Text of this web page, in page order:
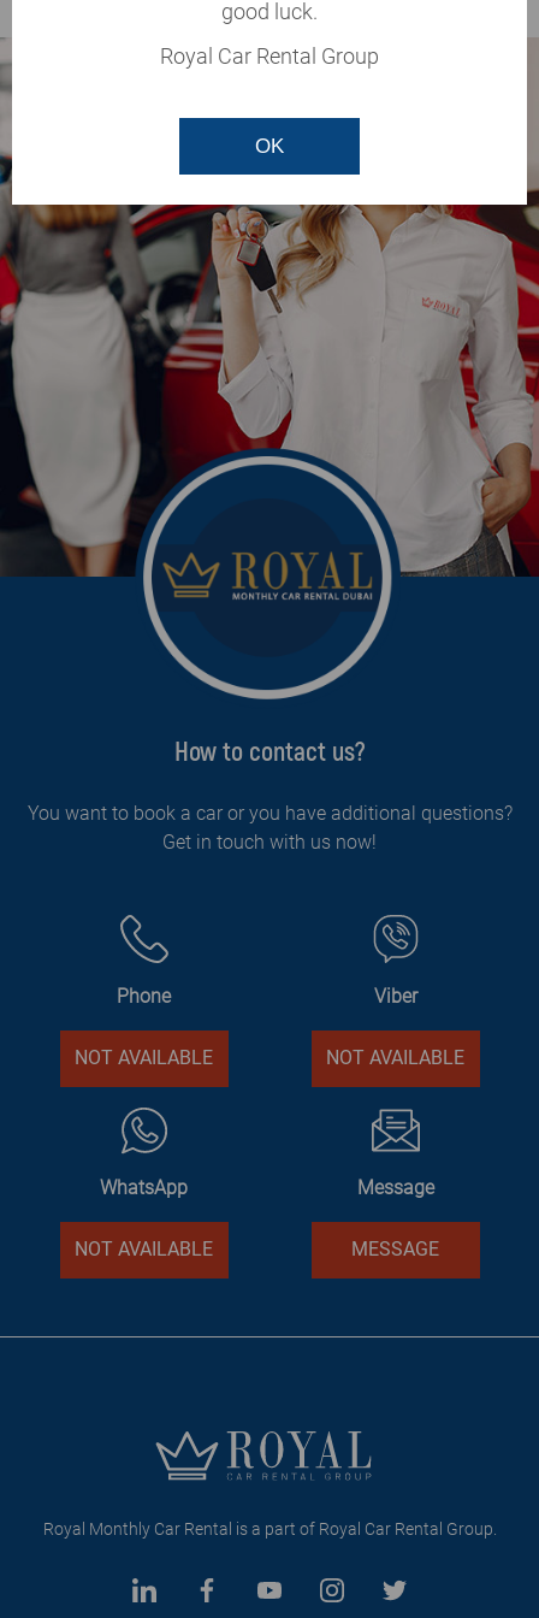
How to contact us?
You want to book a car or you have additional questions?
Get in touch with us now!
Phone
NOT AVAILABLE
Viber
NOT AVAILABLE
WhatsApp
NOT AVAILABLE
Message
MESSAGE
Royal Monthly Car Rental is a part of Royal Car Rental Group.
good luck.
Royal Car Rental Group
OK